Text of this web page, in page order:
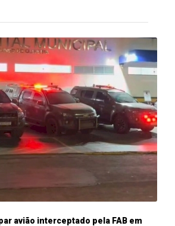
avião interceptado pela FAB em